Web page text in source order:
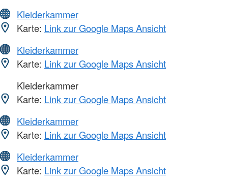
Kleiderkammer
Karte: Link zur Google Maps Ansicht
Kleiderkammer
Karte: Link zur Google Maps Ansicht
Kleiderkammer
Karte: Link zur Google Maps Ansicht
Kleiderkammer
Karte: Link zur Google Maps Ansicht
Kleiderkammer
Karte: Link zur Google Maps Ansicht